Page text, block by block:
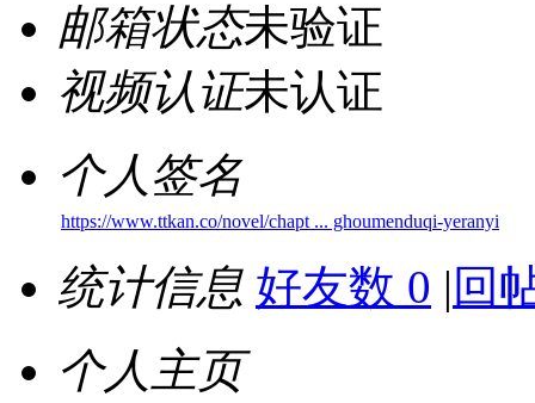
邮箱状态未验证
视频认证未认证
个人签名
https://www.ttkan.co/novel/chapt ... ghoumenduqi-yeranyi
统计信息 好友数 0 | 回
个人主页